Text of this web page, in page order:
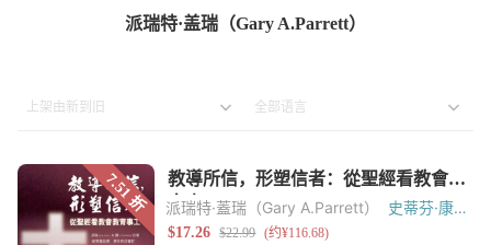
派瑞特·盖瑞（Gary A.Parrett）
派瑞特·蓋瑞（Gary A.Parrett）
史蒂芬·康
（S. Steve Kang）